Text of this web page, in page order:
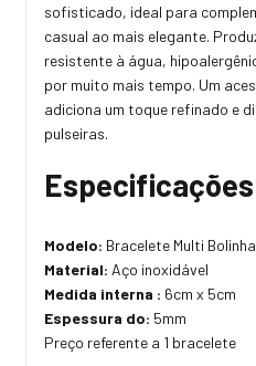
sofisticado, ideal para
casual ao mais elegante.
resistente à água,
por muito mais tempo. Um
adiciona um toque refinado e
pulseiras.
Modelo: Bracelete Multi
Material: Aço inoxidável
Medida interna : 6cm x 5cm
Espessura do: 5mm
Preço referente a 1 bracelete